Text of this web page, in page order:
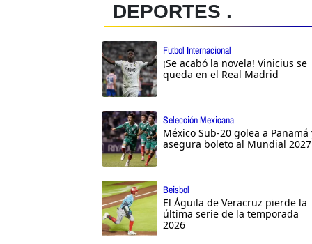
DEPORTES .
Futbol Internacional
¡Se acabó la novela! Vinicius se
queda en el Real Madrid
Selección Mexicana
México Sub-20 golea a Panamá
asegura boleto al Mundial 2027
Beisbol
El Águila de Veracruz pierde la
última serie de la temporada
2026